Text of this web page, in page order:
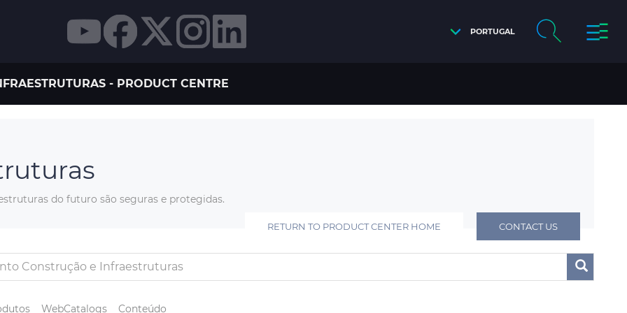
PORTUGAL
- PRODUCT CENTRE
do futuro são seguras e protegidas.
RETURN TO PRODUCT CENTER HOME CONTACT US
WebCatalogs Conteúdo